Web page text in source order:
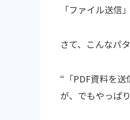
「ファイル送信
さて、こんなパ
“「PDF資料を
が、でもやっぱ